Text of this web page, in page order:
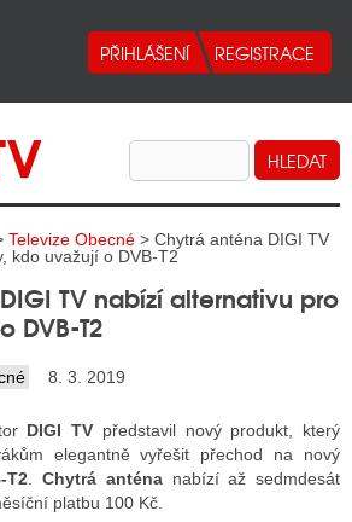
Televize Obecné > Chytrá anténa DIGI TV
kdo uvažují o DVB-T2
TV nabízí alternativu pro
DVB-T2
8. 3. 2019
DIGI TV představil nový produkt, který
elegantně vyřešit přechod na nový
T2 .Chytrá anténanabízí až sedmdesát
platbu 100 Kč.